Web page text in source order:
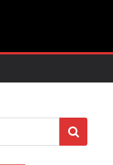
Search